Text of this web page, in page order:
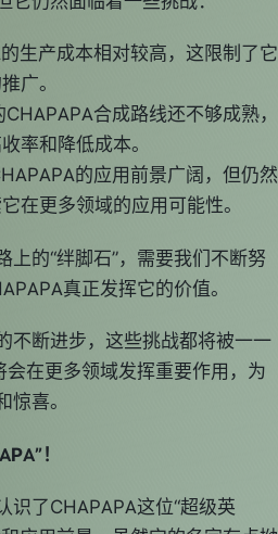
生产成本相对较高，这限制了它
广。
CHAPAPA合成路线还不够成熟，
率和降低成本。
的应用前景广阔，但仍然
在更多领域的应用可能性。
上的“绊脚石”，需要我们不断努
真正发挥它的价值。
不断进步，这些挑战都将被一一
在更多领域发挥重要作用，为
喜。
！
识了CHAPAPA这位“超级英